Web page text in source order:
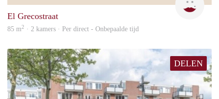
El Grecostraat
85 m2 · 2 kamers · Per direct - Onbepaalde tijd
DELEN